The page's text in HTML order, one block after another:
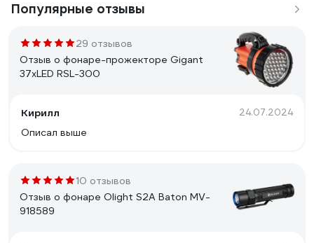
Популярные отзывы
29 отзывов
Отзыв о фонаре-прожекторе Gigant
37хLED RSL-300
Кирилл 24.07.2024
Описал выше
10 отзывов
Отзыв о фонаре Olight S2A Baton MV-
918589